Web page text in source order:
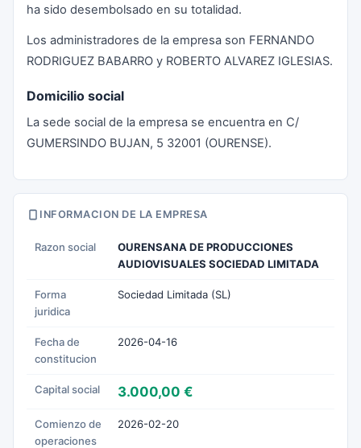
ha sido desembolsado en su totalidad.
Los administradores de la empresa son FERNANDO
RODRIGUEZ BABARRO y ROBERTO ALVAREZ IGLESIAS.
Domicilio social
La sede social de la empresa se encuentra en C/
GUMERSINDO BUJAN, 5 32001 (OURENSE).
INFORMACION DE LA EMPRESA
Razon social
OURENSANA DE PRODUCCIONES
AUDIOVISUALES SOCIEDAD LIMITADA
Forma
juridica
Sociedad Limitada (SL)
Fecha de
constitucion
2026-04-16
Capital social 3.000,00 €
Comienzo de
operaciones
2026-02-20